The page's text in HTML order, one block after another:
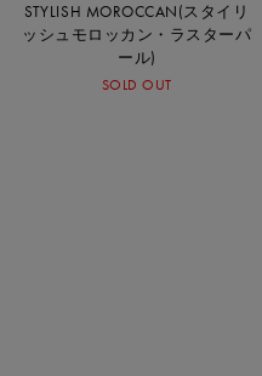
STYLISH MOROCCAN(スタイリ
ッシュモロッカン・ラスターパ
ール)
SOLD OUT